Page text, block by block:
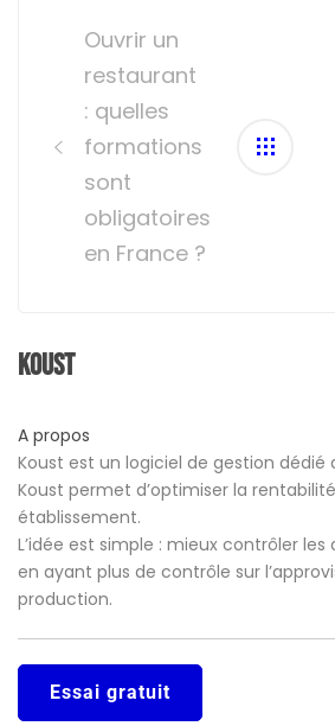
navigationOuvrir un
restaurant
: quelles
formations
sont
obligatoires
en France ?
Koust
A propos
Koust est un logiciel de gestion dédié
Koust permet d’optimiser la
établissement.
L’idée est simple : mieux contrôler
en ayant plus de contrôle sur
production.
Essai gratuit